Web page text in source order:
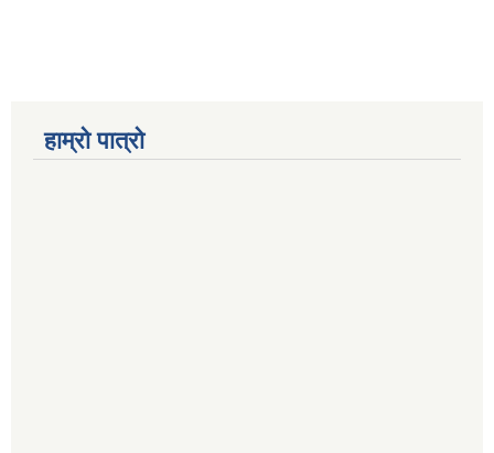
हाम्रो पात्रो